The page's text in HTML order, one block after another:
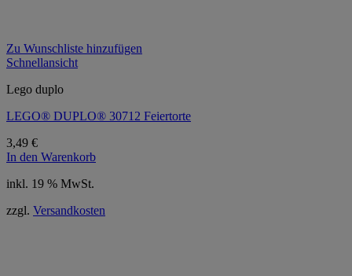
Zu Wunschliste hinzufügen
Schnellansicht
Lego duplo
LEGO® DUPLO® 30712 Feiertorte
3,49 €
In den Warenkorb
inkl. 19 % MwSt.
zzgl. Versandkosten